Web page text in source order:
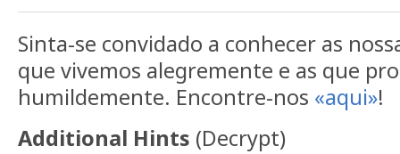
Sinta-se convidado a conhecer as
que vivemos alegremente e as que
humildemente. Encontre-nos «aqui»!
Additional Hints (Decrypt)